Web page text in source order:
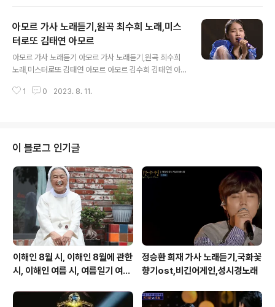
승리의 태극전사들(코리아) 대한민국 국가대표야 워 그러
니까 남자답게 슈팅 그까이꺼 위풍당당 골인 찐 찐하게 딱!
한 판 뜨자 어디서든 툭차면 골! 인하는 공격에 (대한민국)
태클불가 컨트롤 기가 맥히는 패스 (대한민국) 사실은 그런
만화는 아니지만 슛 향한 열정만은 뜨겁다 못해 부글부글
끓어 올라 온 관중석을 핫! 하게 달궜다 (대한민국) 붉은악
아모르 가사 노래듣기,원곡 최수희 노래,미스
터로또 김태연 아모르
아모르 가사 노래듣기 아모르 가사 노래듣기,원곡 최수희
노래,미스터로또 김태연 아모르 아모르 김수희 김태연 아
지 바쁘게 살지만 결국에 남는 건 너 하나 뿐이라는 걸/힘들
달린 내가 오늘밤도 지친 몸으로 널 향해 걸어가는데 불이
켜진 너의 창문앞 초라한 골목길에서 오늘과 미래의 내 모
습을 지금은 알 수 없지만 너없이 백년을 혼자 사느니 너와
함께 하루를 살겠어 널 사랑해 기다려줘 네 앞에 서는 날까
지 많은 걸 느꼈지 바쁘게 살지만 결국에 남는 건 너 하나
뿐이라는 걸 힘들지 하지만 우리..
1 0 2023. 8. 11.
이 블로그 인기글
이해인 8월 시, 이해인 8월에 관한
시, 이해인 여름 시, 여름일기 여름
정승환 희재 가사 노래듣기,국화꽃
향기ost,비긴어게인,성시경노래